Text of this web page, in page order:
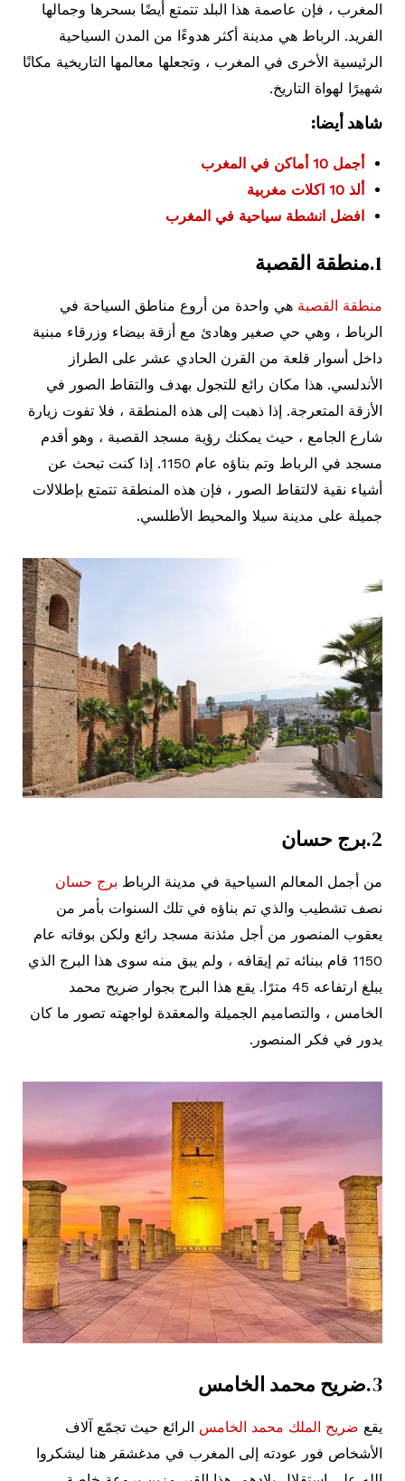
المغرب ، فإن عاصمة هذا البلد تتمتع أيضًا بسحرها وجمالها
الفريد. الرباط هي مدينة أكثر هدوءًا من المدن السياحية
الرئيسية الأخرى في المغرب ، وتجعلها معالمها التاريخية مكانًا
شهيرًا لهواة التاريخ.
شاهد أيضا:
أجمل 10 أماكن في المغرب
ألذ 10 اكلات مغربية
افضل انشطة سياحية في المغرب
1. منطقة القصبة
منطقة القصبة هي واحدة من أروع مناطق السياحة في
الرباط ، وهي حي صغير وهادئ مع أزقة بيضاء وزرقاء مبنية
داخل أسوار قلعة من القرن الحادي عشر على الطراز
الأندلسي. هذا مكان رائع للتجول بهدف والتقاط الصور في
الأزقة المتعرجة. إذا ذهبت إلى هذه المنطقة ، فلا تفوت زيارة
شارع الجامع ، حيث يمكنك رؤية مسجد القصبة ، وهو أقدم
مسجد في الرباط وتم بناؤه عام 1150. إذا كنت تبحث عن
أشياء نقية لالتقاط الصور ، فإن هذه المنطقة تتمتع بإطلالات
جميلة على مدينة سيلا والمحيط الأطلسي.
2. برج حسان
من أجمل المعالم السياحية في مدينة الرباط برج حسان
نصف تشطيب والذي تم بناؤه في تلك السنوات بأمر من
يعقوب المنصور من أجل مئذنة مسجد رائع ولكن بوفاته عام
1150 قام ببنائه تم إيقافه ، ولم يبق منه سوى هذا البرج الذي
يبلغ ارتفاعه 45 مترًا. يقع هذا البرج بجوار ضريح محمد
الخامس ، والتصاميم الجميلة والمعقدة لواجهته تصور ما كان
يدور في فكر المنصور.
3. ضريح محمد الخامس
يقع ضريح الملك محمد الخامس الرائع حيث تجمّع آلاف
الأشخاص فور عودته إلى المغرب في مدغشقر هنا ليشكروا